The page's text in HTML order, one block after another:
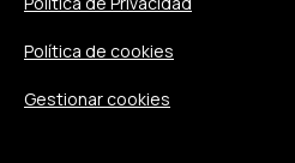
Política de cookies
Gestionar cookies